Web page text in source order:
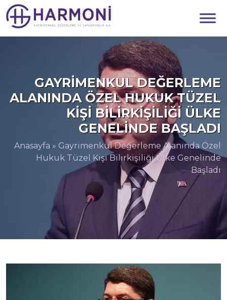
GAYRIMENKUL DEĞERLEME
ALANINDA ÖZEL HUKUK TÜZEL
KIŞI BILIRKIŞILIĞI ÜLKE
GENELINDE BAŞLADI
Anasayfa » Gayrimenkul Değerleme Alanında Özel
Hukuk Tüzel Kişi Bilirkişiliği Ülke Genelinde
Başladı